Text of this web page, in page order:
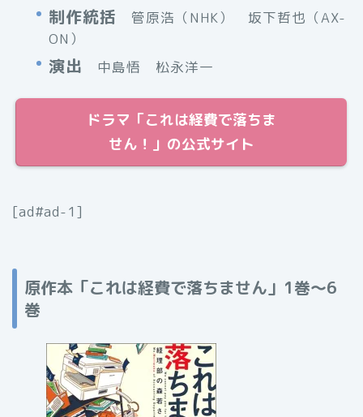
制作統括 管原浩（NHK） 坂下哲也（AX-
ON）
演出 中島悟 松永洋一
ドラマ「これは経費で落ちま
せん！」の公式サイト
[ad#ad-1]
原作本「これは経費で落ちません」1巻〜6
巻